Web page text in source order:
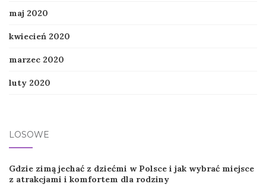
maj 2020
kwiecień 2020
marzec 2020
luty 2020
LOSOWE
Gdzie zimą jechać z dziećmi w Polsce i jak wybrać miejsce
z atrakcjami i komfortem dla rodziny